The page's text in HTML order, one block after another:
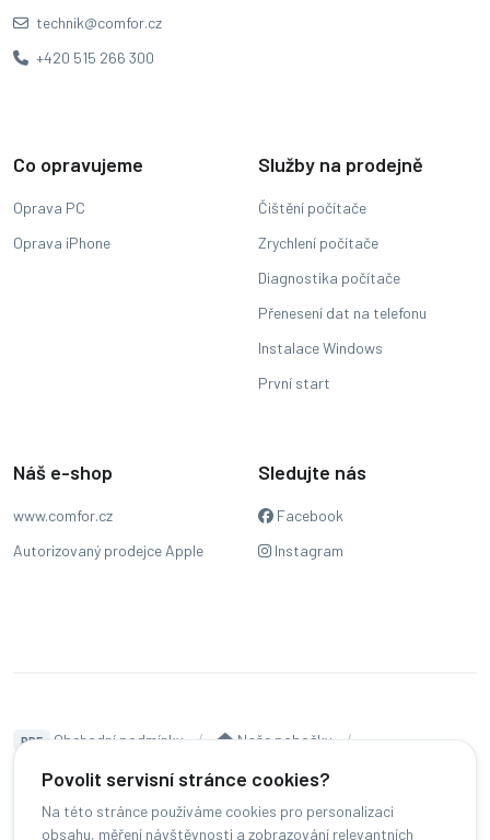
Povolit servisní stránce cookies?
Na této stránce používáme cookies pro personalizaci
obsahu, měření návštěvnosti a zobrazování relevantních
technik@comfor.cz
+420 515 266 300
Co opravujeme
Oprava PC
Oprava iPhone
Služby na prodejně
Čištění počítače
Zrychlení počítače
Diagnostika počítače
Přenesení dat na telefonu
Instalace Windows
První start
Náš e-shop
www.comfor.cz
Autorizovaný prodejce Apple
Sledujte nás
Facebook
Instagram
PDF Obchodní podmínky
Naše pobočky
Čeština